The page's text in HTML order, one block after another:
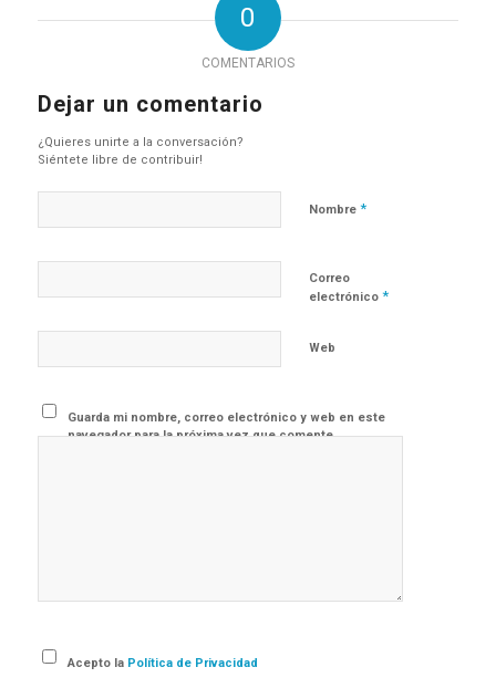
0
COMENTARIOS
Dejar un comentario
¿Quieres unirte a la conversación?
Siéntete libre de contribuir!
Nombre *
Correo
electrónico *
Web
Guarda mi nombre, correo electrónico y web en este
navegador para la próxima vez que comente.
Acepto la Política de Privacidad